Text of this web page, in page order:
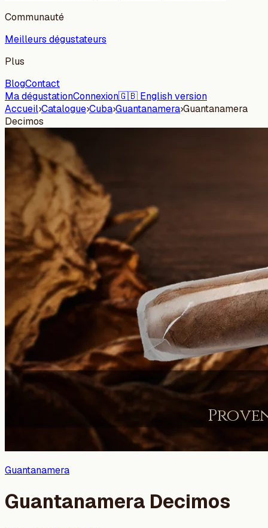
Communauté
Meilleurs dégustateurs
Plus
BlogContact
Ma dégustationConnexion🇬🇧 English version
Accueil›Catalogue›Cuba›Guantanamera›Guantanamera
Decimos
Guantanamera
Guantanamera Decimos